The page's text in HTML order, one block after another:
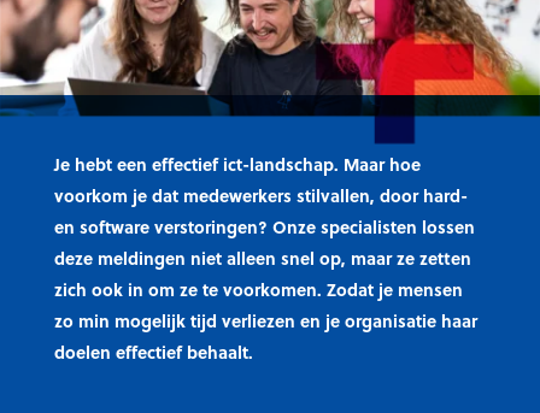
Je hebt een effectief ict-landschap. Maar hoe
voorkom je dat medewerkers stilvallen, door hard-
en software verstoringen? Onze specialisten lossen
deze meldingen niet alleen snel op, maar ze zetten
zich ook in om ze te voorkomen. Zodat je mensen
zo min mogelijk tijd verliezen en je organisatie haar
doelen effectief behaalt.